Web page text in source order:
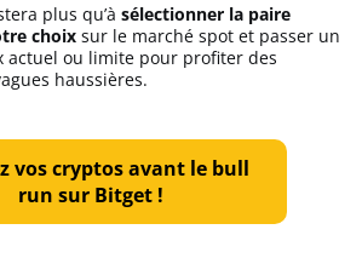
plus qu’à sélectionner la paire
choix sur le marché spot et passer un
actuel ou limite pour profiter des
haussières.
vos cryptos avant le bull
run sur Bitget !